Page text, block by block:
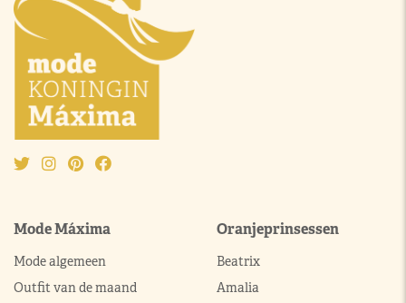
Mode Máxima
Mode algemeen
Outfit van de maand
Oranjeprinsessen
Beatrix
Amalia